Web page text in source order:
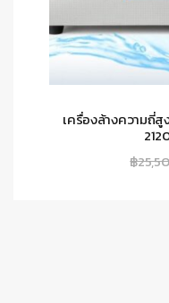
เครื่องล้างความถี่
฿